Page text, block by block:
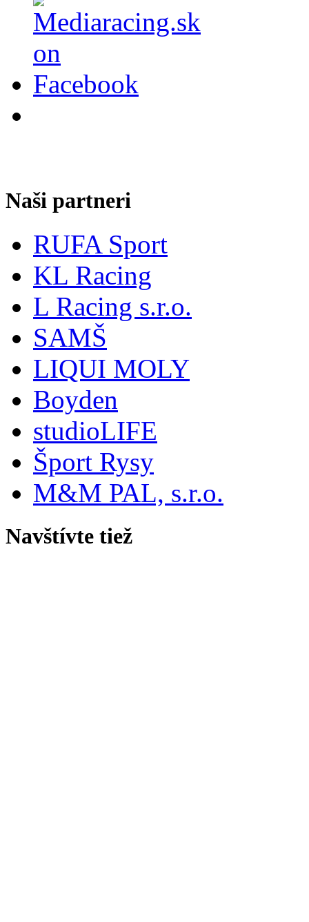
Naši partneri
RUFA Sport
KL Racing
L Racing s.r.o.
SAMŠ
LIQUI MOLY
Boyden
studioLIFE
Šport Rysy
M&M PAL, s.r.o.
Navštívte tiež